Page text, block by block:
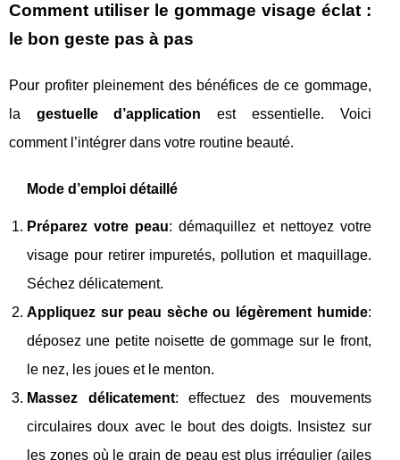
Comment utiliser le gommage visage éclat :
le bon geste pas à pas
Pour profiter pleinement des bénéfices de ce gommage,
la gestuelle d’application est essentielle. Voici
comment l’intégrer dans votre routine beauté.
Mode d’emploi détaillé
Préparez votre peau: démaquillez et nettoyez votre
visage pour retirer impuretés, pollution et maquillage.
Séchez délicatement.
Appliquez sur peau sèche ou légèrement humide:
déposez une petite noisette de gommage sur le front,
le nez, les joues et le menton.
Massez délicatement: effectuez des mouvements
circulaires doux avec le bout des doigts. Insistez sur
les zones où le grain de peau est plus irrégulier (ailes